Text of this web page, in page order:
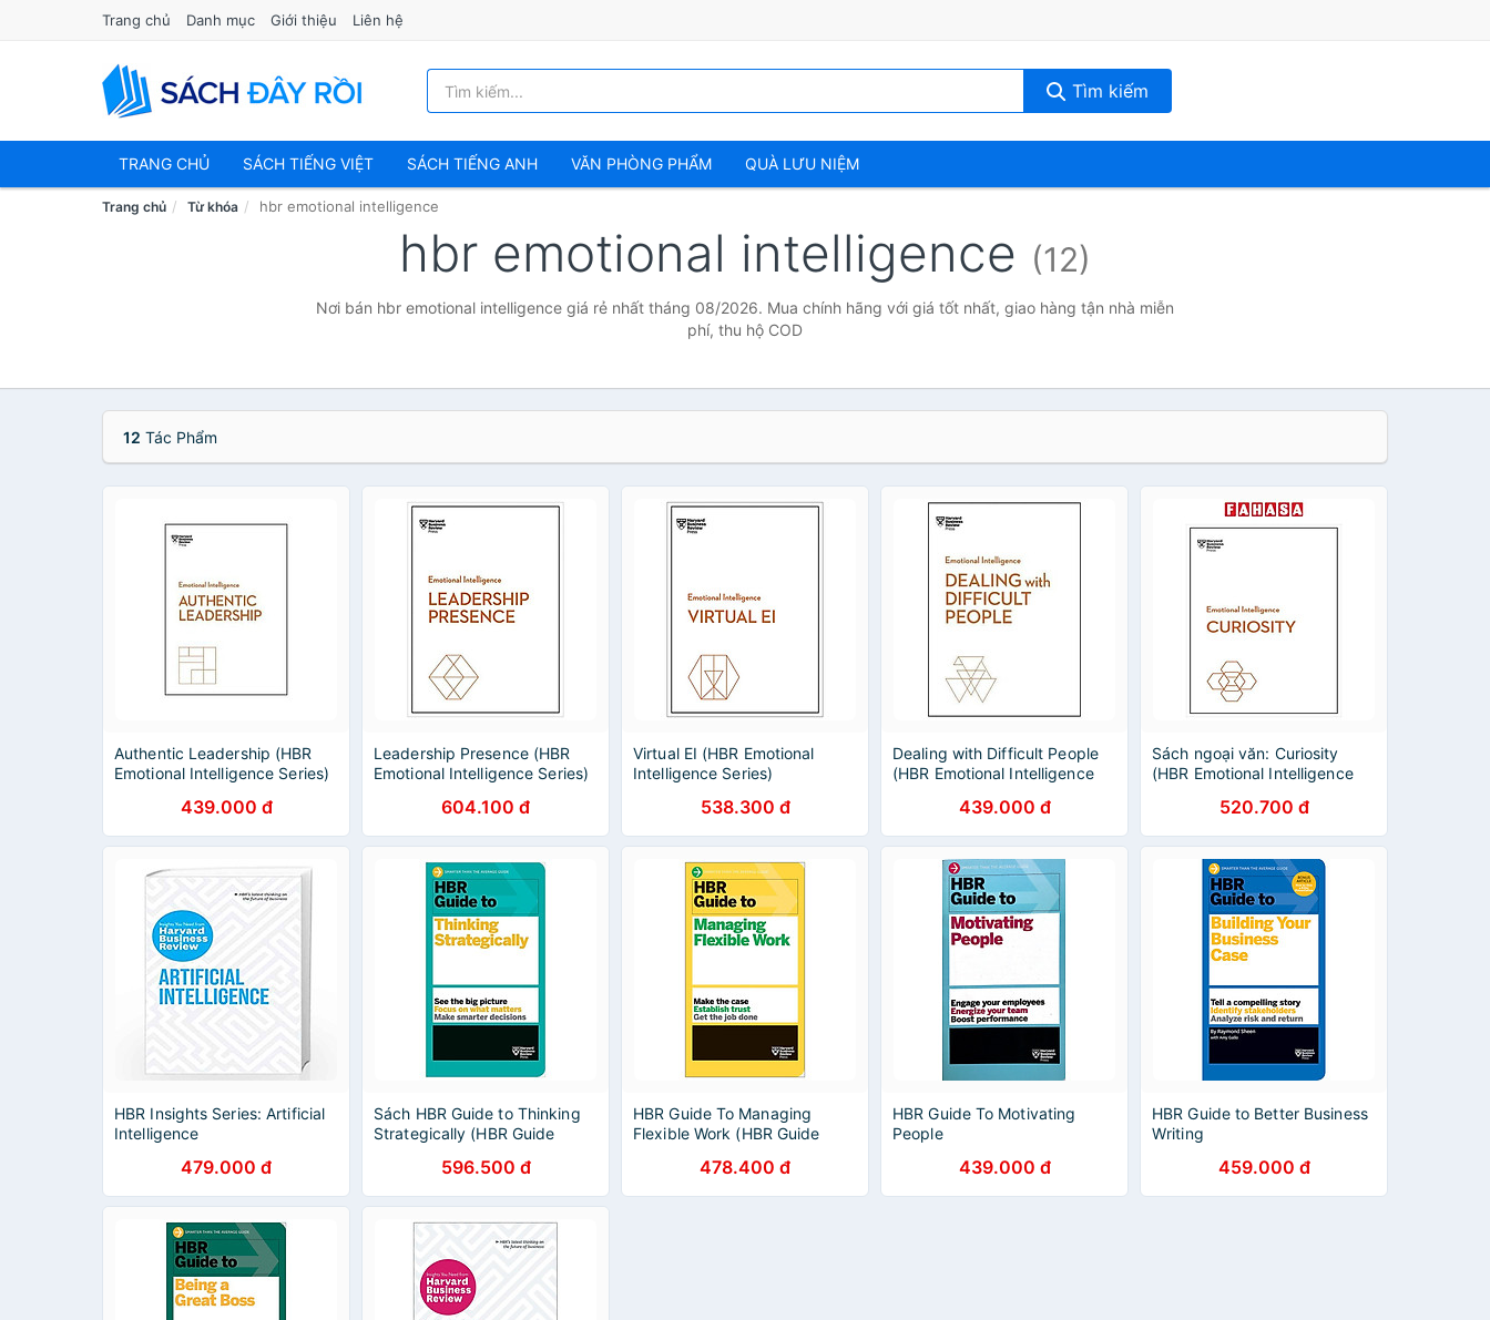
Trang chủ Danh mục Giới thiệu Liên hệ
Tìm kiếm
TRANG CHỦ SÁCH TIẾNG VIỆT SÁCH TIẾNG ANH VĂN PHÒNG PHẨM QUÀ LƯU NIỆM
Trang chủ Từ khóa hbr emotional intelligence
hbr emotional intelligence (12)
Nơi bán hbr emotional intelligence giá rẻ nhất tháng 08/2026. Mua chính hãng với giá tốt nhất, giao hàng tận nhà miễn
phí, thu hộ COD
12 Tác Phẩm
Authentic Leadership (HBR
Emotional Intelligence Series)
439.000 đ
Leadership Presence (HBR
Emotional Intelligence Series)
604.100 đ
Virtual EI (HBR Emotional
Intelligence Series)
538.300 đ
Dealing with Difficult People
(HBR Emotional Intelligence
439.000 đ
Sách ngoại văn: Curiosity
(HBR Emotional Intelligence
520.700 đ
HBR Insights Series: Artificial
Intelligence
479.000 đ
Sách HBR Guide to Thinking
Strategically (HBR Guide
596.500 đ
HBR Guide To Managing
Flexible Work (HBR Guide
478.400 đ
HBR Guide To Motivating
People
439.000 đ
HBR Guide to Better Business
Writing
459.000 đ